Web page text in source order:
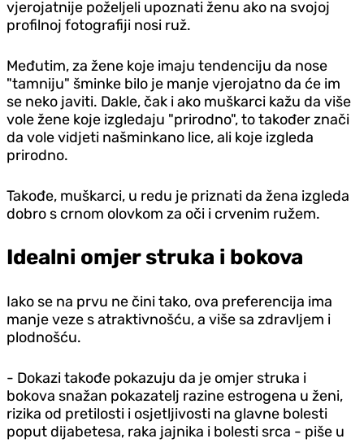
vjerojatnije poželjeli upoznati ženu ako na svojoj
profilnoj fotografiji nosi ruž.
Međutim, za žene koje imaju tendenciju da nose
"tamniju" šminke bilo je manje vjerojatno da će im
se neko javiti. Dakle, čak i ako muškarci kažu da više
vole žene koje izgledaju "prirodno", to također znači
da vole vidjeti našminkano lice, ali koje izgleda
prirodno.
Takođe, muškarci, u redu je priznati da žena izgleda
dobro s crnom olovkom za oči i crvenim ružem.
Idealni omjer struka i bokova
Iako se na prvu ne čini tako, ova preferencija ima
manje veze s atraktivnošću, a više sa zdravljem i
plodnošću.
- Dokazi takođe pokazuju da je omjer struka i
bokova snažan pokazatelj razine estrogena u ženi,
rizika od pretilosti i osjetljivosti na glavne bolesti
poput dijabetesa, raka jajnika i bolesti srca - piše u